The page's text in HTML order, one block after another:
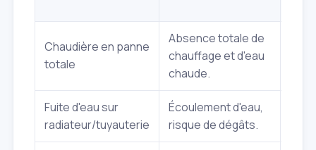
Chaudière en panne
totale
Absence totale de
chauffage et d'eau
chaude.
Fuite d'eau sur
radiateur/tuyauterie
Écoulement d'eau,
risque de dégâts.